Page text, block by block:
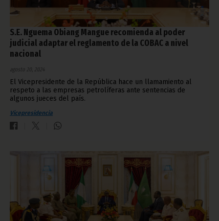
S.E. Nguema Obiang Mangue recomienda al poder
judicial adaptar el reglamento de la COBAC a nivel
nacional
agosto 20, 2024
El Vicepresidente de la República hace un llamamiento al
respeto a las empresas petrolíferas ante sentencias de
algunos jueces del país.
Vicepresidencia